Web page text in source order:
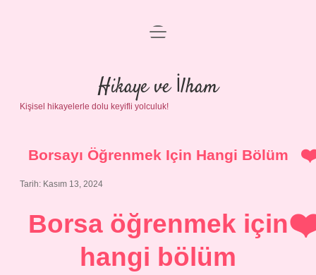
Anasayfa
Gizlilik Politikası
Yasal Uyarı
menüyü
Hikaye ve İlham
Kişisel hikayelerle dolu keyifli yolculuk!
Borsayı Öğrenmek Için Hangi Bölüm
Tarih: Kasım 13, 2024
Borsa öğrenmek için
hangi bölüm